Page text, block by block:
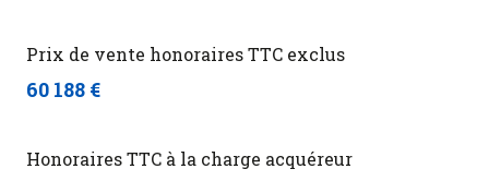
Prix de vente honoraires TTC exclus
60 188 €
Honoraires TTC à la charge acquéreur